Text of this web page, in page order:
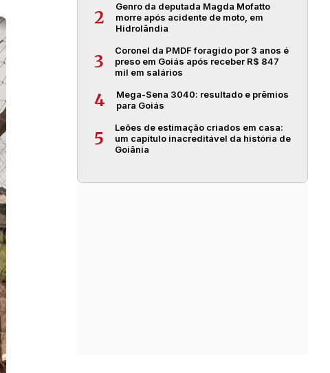
2
Genro da deputada Magda Mofatto
morre após acidente de moto, em
Hidrolândia
3
Coronel da PMDF foragido por 3 anos é
preso em Goiás após receber R$ 847
mil em salários
4
Mega-Sena 3040: resultado e prêmios
para Goiás
5
Leões de estimação criados em casa:
um capítulo inacreditável da história de
Goiânia